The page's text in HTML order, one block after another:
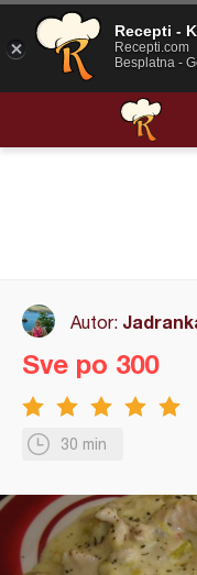
Autor:
30 min
Sve po 300
Recepti -
Recepti.com
Besplatna -